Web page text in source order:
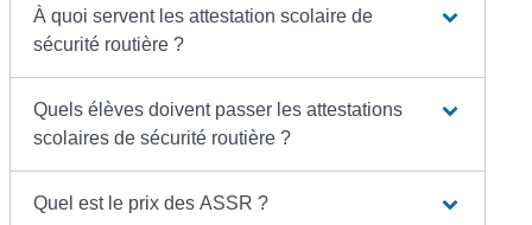
À quoi servent les attestation scolaire de
sécurité routière ?
Quels élèves doivent passer les attestations
scolaires de sécurité routière ?
Quel est le prix des ASSR ?